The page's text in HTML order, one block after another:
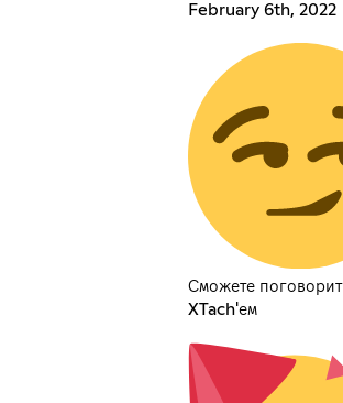
February 6th, 2022
Сможете
XTach'ем